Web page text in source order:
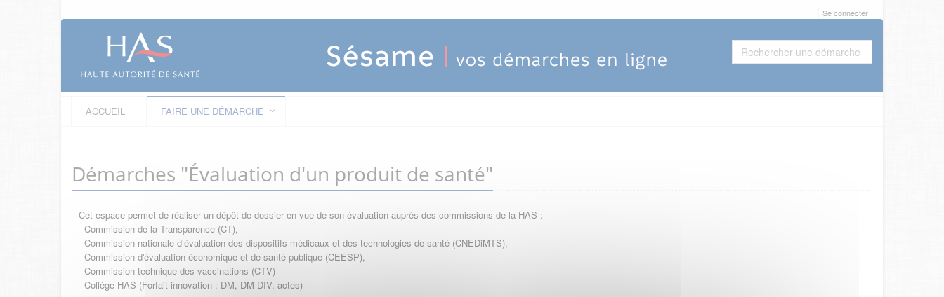
Se connecter
ACCUEIL FAIRE UNE DÉMARCHE
Démarches "Évaluation d'un produit de santé"
Cet espace permet de réaliser un dépôt de dossier en vue de son évaluation auprès des commissions de la HAS :
- Commission de la Transparence (CT),
- Commission nationale d’évaluation des dispositifs médicaux et des technologies de santé (CNEDiMTS),
- Commission d'évaluation économique et de santé publique (CEESP),
- Commission technique des vaccinations (CTV)
- Collège HAS (Forfait innovation : DM, DM-DIV, actes)